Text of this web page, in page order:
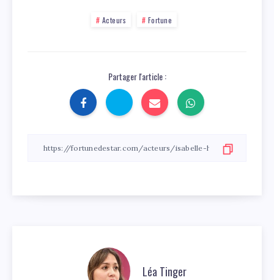
Acteurs Fortune
Partager l'article :
Léa Tinger